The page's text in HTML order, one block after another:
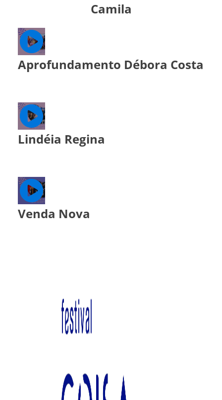
Camila
Aprofundamento Débora Costa
Lindéia Regina
Venda Nova